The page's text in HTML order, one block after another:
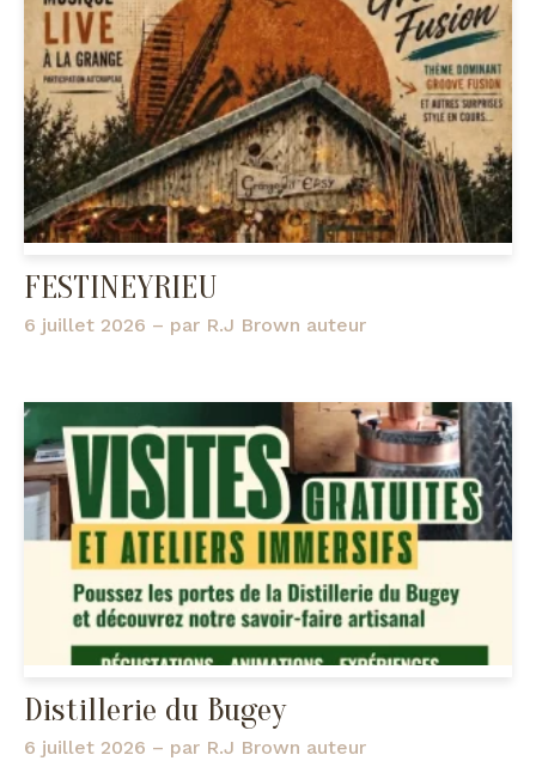
FESTINEYRIEU
6 juillet 2026 – par R.J Brown auteur
Distillerie du Bugey
6 juillet 2026 – par R.J Brown auteur